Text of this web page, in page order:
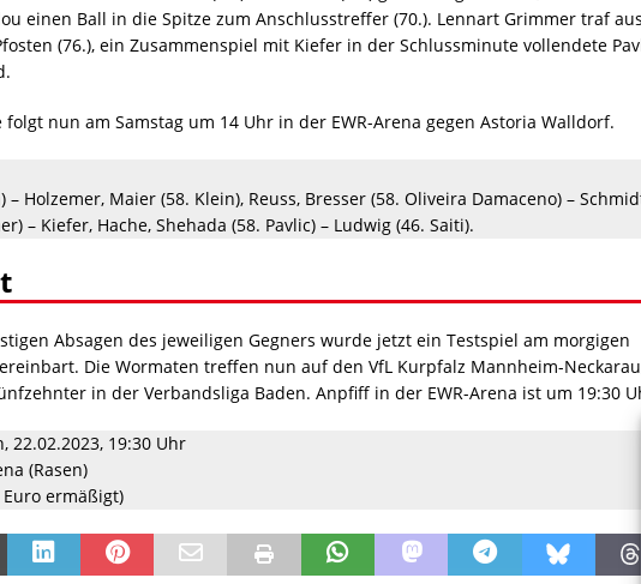
einen Ball in die Spitze zum Anschlusstreffer (70.). Lennart Grimmer traf aus
(76.), ein Zusammenspiel mit Kiefer in der Schlussminute vollendete
folgt nun am Samstag um 14 Uhr in der EWR-Arena gegen Astoria Walldorf.
– Holzemer, Maier (58. Klein), Reuss, Bresser (58. Oliveira Damaceno) –
– Kiefer, Hache, Shehada (58. Pavlic) – Ludwig (46. Saiti).
Absagen des jeweiligen Gegners wurde jetzt ein Testspiel am morgigen
Die Wormaten treffen nun auf den VfL Kurpfalz Mannheim-
in der Verbandsliga Baden. Anpfiff in der EWR-Arena ist um 19:30
22.02.2023, 19:30 Uhr
(Rasen)
Euro ermäßigt)